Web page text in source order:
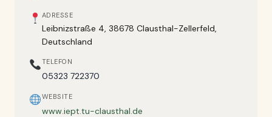
ADRESSE
Leibnizstraße 4, 38678 Clausthal-Zellerfeld,
Deutschland
TELEFON
05323 722370
WEBSITE
www.iept.tu-clausthal.de